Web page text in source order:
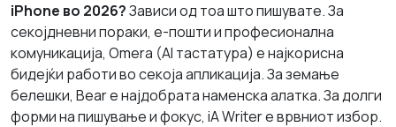
iPhone во 2026?Зависи од тоа што пишувате. За
секојдневни пораки, е-пошти и професионална
комуникација, Omera (AI тастатура) е најкорисна
бидејќи работи во секоја апликација. За земање
белешки, Bear е најдобрата наменска алатка. За долги
форми на пишување и фокус, iA Writer е врвниот избор.